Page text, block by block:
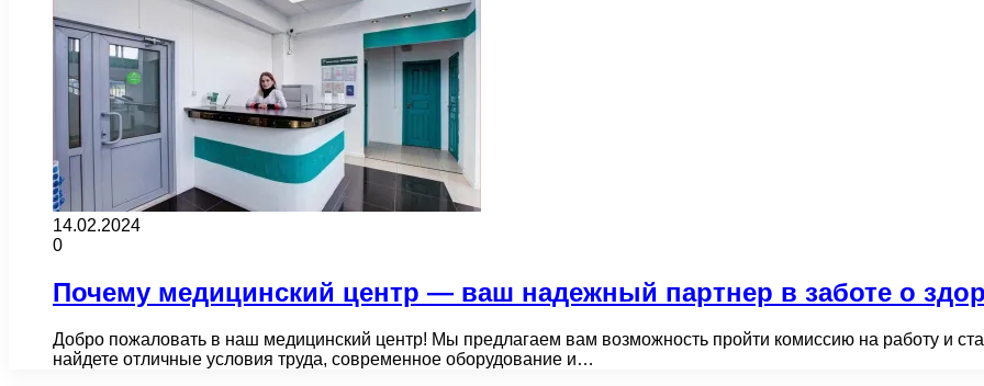
14.02.2024
0
Почему медицинский центр — ваш надежный партнер в заботе о
Добро пожаловать в наш медицинский центр! Мы предлагаем вам возможность пройти комиссию на работу и
найдете отличные условия труда, современное оборудование и…